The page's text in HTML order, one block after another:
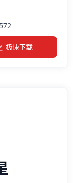
极速下载